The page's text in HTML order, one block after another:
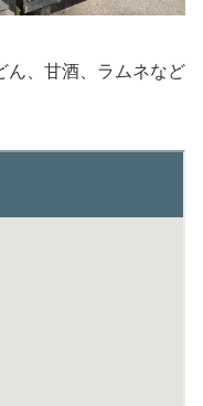
ん、甘酒、ラムネなど